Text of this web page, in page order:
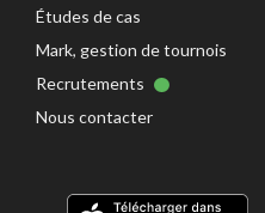
Études de cas
Mark, gestion de tournois
Recrutements
Nous contacter